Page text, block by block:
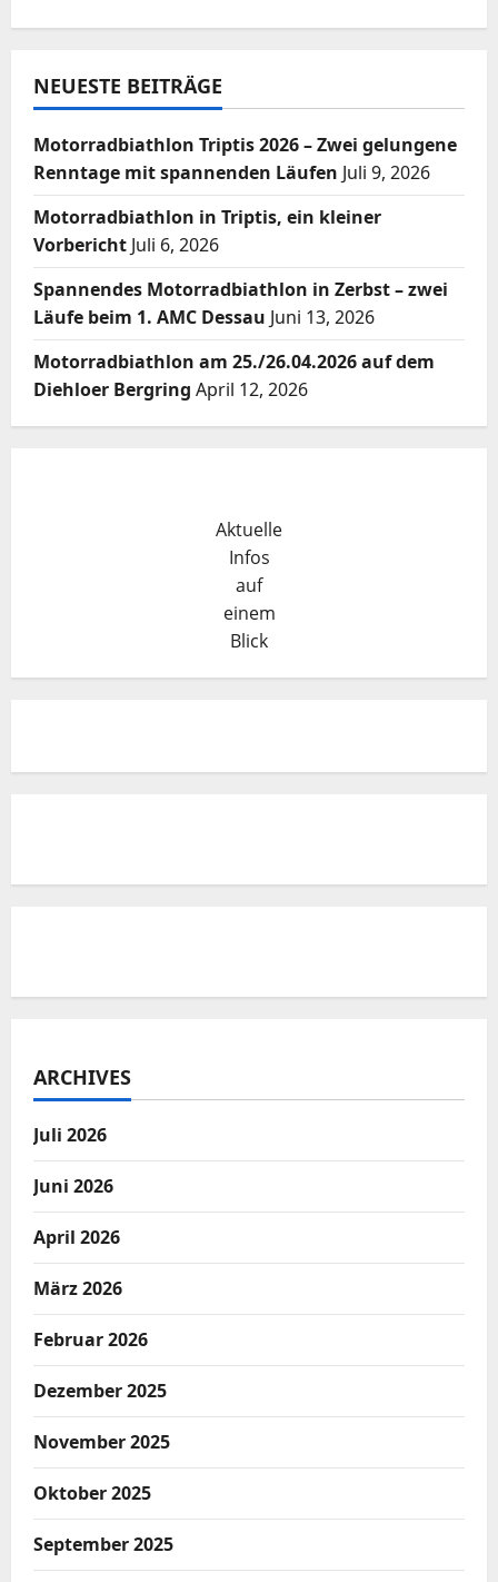
NEUESTE BEITRÄGE
Motorradbiathlon Triptis 2026 – Zwei gelungene
Renntage mit spannenden Läufen Juli 9, 2026
Motorradbiathlon in Triptis, ein kleiner
Vorbericht Juli 6, 2026
Spannendes Motorradbiathlon in Zerbst – zwei
Läufe beim 1. AMC Dessau Juni 13, 2026
Motorradbiathlon am 25./26.04.2026 auf dem
Diehloer Bergring April 12, 2026
Aktuelle
Infos
auf
einem
Blick
ARCHIVES
Juli 2026
Juni 2026
April 2026
März 2026
Februar 2026
Dezember 2025
November 2025
Oktober 2025
September 2025